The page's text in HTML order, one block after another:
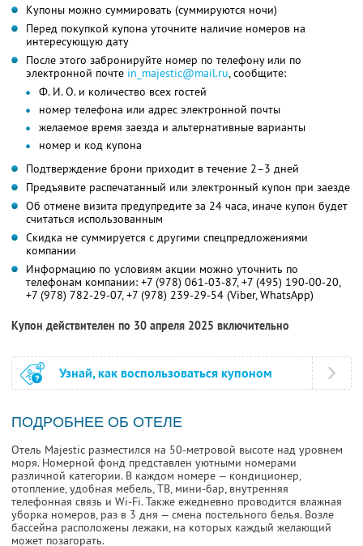
Купоны можно суммировать (суммируются ночи)
Перед покупкой купона уточните наличие номеров на
интересующую дату
После этого забронируйте номер по телефону или по
электронной почте in_majestic@mail.ru, сообщите:
Ф. И. О. и количество всех гостей
номер телефона или адрес электронной почты
желаемое время заезда и альтернативные варианты
номер и код купона
Подтверждение брони приходит в течение 2–3 дней
Предъявите распечатанный или электронный купон при заезде
Об отмене визита предупредите за 24 часа, иначе купон будет
считаться использованным
Скидка не суммируется с другими спецпредложениями
компании
Информацию по условиям акции можно уточнить по
телефонам компании: +7 (978) 061-03-87, +7 (495) 190-00-20,
+7 (978) 782-29-07, +7 (978) 239-29-54 (Viber, WhatsApp)
Купон действителен по 30 апреля 2025 включительно
Узнай, как воспользоваться купоном
ПОДРОБНЕЕ ОБ ОТЕЛЕ
Отель Majestic разместился на 50-метровой высоте над уровнем
моря. Номерной фонд представлен уютными номерами
различной категории. В каждом номере — кондиционер,
отопление, удобная мебель, ТВ, мини-бар, внутренняя
телефонная связь и Wi-Fi. Также ежедневно проводится влажная
уборка номеров, раз в 3 дня — смена постельного белья. Возле
бассейна расположены лежаки, на которых каждый желающий
может позагорать.